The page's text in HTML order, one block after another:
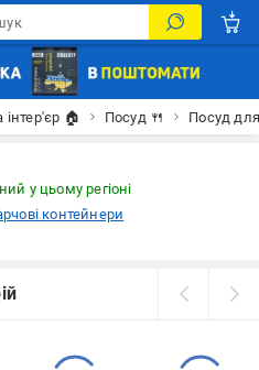
інтер'єр 🏠 Посуд 🍴 Посуд
у цьому регіоні
контейнери